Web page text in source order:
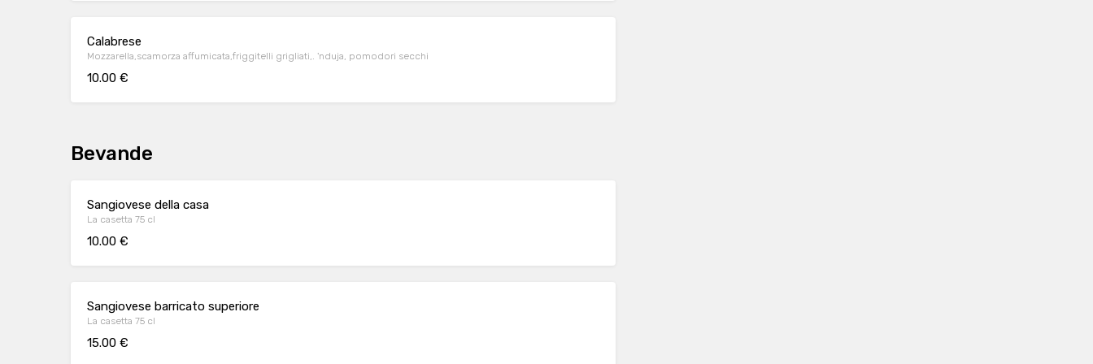
Calabrese
Mozzarella,scamorza affumicata,friggitelli grigliati,. 'nduja, pomodori secchi
10.00 €
Bevande
Sangiovese della casa
La casetta 75 cl
10.00 €
Sangiovese barricato superiore
La casetta 75 cl
15.00 €